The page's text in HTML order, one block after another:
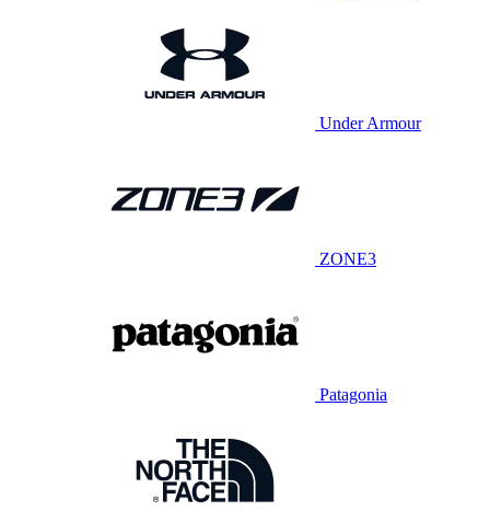
Under Armour
ZONE3
Patagonia